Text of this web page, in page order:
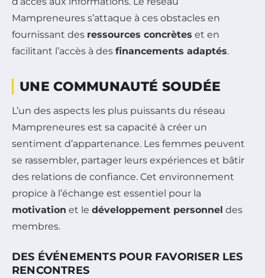
Mampreneures s’attaque à ces obstacles en
fournissant des ressources concrètes et en
facilitant l’accès à des financements adaptés.
UNE COMMUNAUTÉ SOUDÉE
L’un des aspects les plus puissants du réseau
Mampreneures est sa capacité à créer un
sentiment d’appartenance. Les femmes peuvent
se rassembler, partager leurs expériences et bâtir
des relations de confiance. Cet environnement
propice à l’échange est essentiel pour la
motivation et le développement personnel des
membres.
DES ÉVÉNEMENTS POUR FAVORISER LES
RENCONTRES